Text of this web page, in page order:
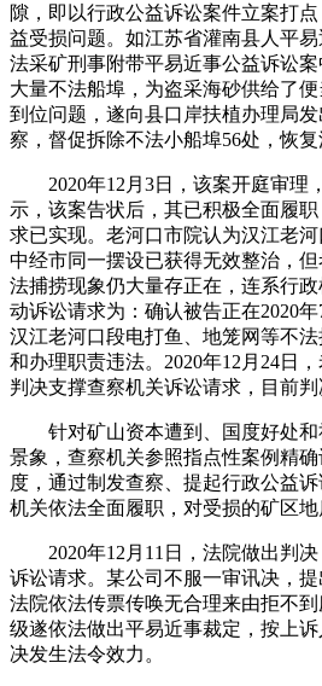
隙，即以行政公益诉讼案件立案打
益受损问题。如江苏省灌南县人平
法采矿刑事附带平易近事公益诉讼
大量不法船埠，为盗采海砂供给了
到位问题，遂向县口岸扶植办理局
察，督促拆除不法小船埠56处，恢复
2020年12月3日，该案开庭审理
示，该案告状后，其已积极全面履
求已实现。老河口市院认为汉江老
中经市同一摆设已获得无效整治，
法捕捞现象仍大量存正在，连系行
动诉讼请求为：确认被告正在2020
汉江老河口段电打鱼、地笼网等不
和办理职责违法。2020年12月24日
判决支撑查察机关诉讼请求，目前判
针对矿山资本遭到、国度好处和
景象，查察机关参照指点性案例精
度，通过制发查察、提起行政公益
机关依法全面履职，对受损的矿区地
2020年12月11日，法院做出判决
诉讼请求。某公司不服一审讯决，
法院依法传票传唤无合理来由拒不
级遂依法做出平易近事裁定，按上
决发生法令效力。